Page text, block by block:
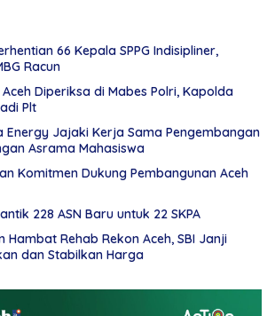
66 Kepala SPPG Indisipliner,
Racun
Diperiksa di Mabes Polri, Kapolda
Plt
Energy Jajaki Kerja Sama Pengembangan
Asrama Mahasiswa
Komitmen Dukung Pembangunan Aceh
228 ASN Baru untuk 22 SKPA
Hambat Rehab Rekon Aceh, SBI Janji
dan Stabilkan Harga